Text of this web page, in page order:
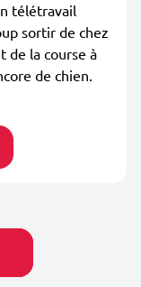
télétravail
sortir de chez
de la course à
de chien.